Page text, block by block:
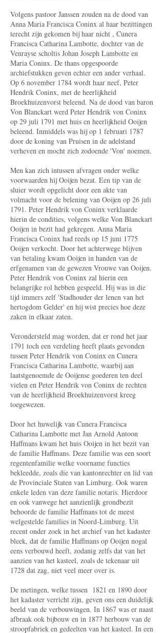
Volgens pastoor Janssen zouden na de dood van
Anna Maria Francisca Coninx al haar bezittingen
terecht zijn gekomen bij haar nicht , Cunera
Francisca Catharina Lambotte, dochter van de
Venrayse scholtis Johan Joseph Lambotte en
Maria Coninx. De thans opgespoorde
archiefstukken geven echter een ander verhaal.
Op 6 november 1784 wordt haar neef, Peter
Hendrik Coninx, met de heerlijkheid
Broekhuizen­vorst beleend. Na de dood van baron
Von Blanckart werd Peter Hendrik von Coninx
op 29 juli 1791 met huis en heerlijkheid Ooijen
beleend. Inmiddels was hij op 1 februari 1787
door de koning van Pruisen in de adelstand
verheven en mocht zich zodoende 'Von' noemen.
Men kan zich intussen afvragen onder welke
voor­waarden hij Ooijen bezat. Een tip van de
sluier wordt opgelicht door een akte van
volmacht voor de belening van Ooijen op 26 juli
1791. Peter Hendrik von Coninx verklaarde
hierin de condities, volgens welke Von Blanckart
Ooijen in bezit had gekregen. Anna Maria
Francisca Coninx had reeds op 15 juni 1775
Ooijen verkocht. Door het achterwege blijven
van betaling kwam Ooijen in handen van de
erfgenamen van de gewezen Vrouwe van Ooijen.
Peter Hendrik von Coninx zal hierin een
belangrijke rol hebben gespeeld. Hij was in die
tijd immers zelf 'Stadhouder der lenen van het
hertogdom Gelder' en hij wist precies hoe deze
zaken in elkaar zaten.
Verondersteld mag worden, dat er rond het jaar
1791 toch een verdeling heeft plaats gevonden
tussen Peter Hendrik von Coninx en Cunera
Francisca Catharina Lambotte, waarbij aan
laatstgenoemde de Ooijense goederen ten deel
vielen en Peter Hendrik von Coninx de rechten
van de heerlijkheid Broekhuizenvorst kreeg
toegewezen.
Door het huwelijk van Cunera Francisca
Catharina Lambotte met Jan Arnold Antoon
Haffmans kwam het huis Ooijen in het bezit van
de familie Haffmans. Deze familie was een soort
regentenfamilie welke voorname functies
bekleedde, zoals die van kantonrechter en lid van
de Provinciale Staten van Limburg. Ook waren
enkele leden van deze familie notaris. Hierdoor
en ook vanwege het aanzienlijk grondbezit
behoorde de familie Haffmans tot de meest
welgestelde families in Noord-Limburg. Uit
recent onder­ zoek in het archief van het kadaster
bleek, dat de familie Haffmans op Ooijen nogal
eens verbouwd heeft, zodanig zelfs dat van het
aanzien van het kas­teel, zoals de tekenaar uit
1728 dat zag, niet veel meer over is.
De metingen, welke tussen 1821 en 1890 door
het kadaster verricht zijn, geven ons een duidelijk
beeld van de verbouwingen. In 1867 was er naast
afbraak ook bijbouw en in 1877 herbouw van de
stroopfabriek en gedeelten van het kasteel. In een